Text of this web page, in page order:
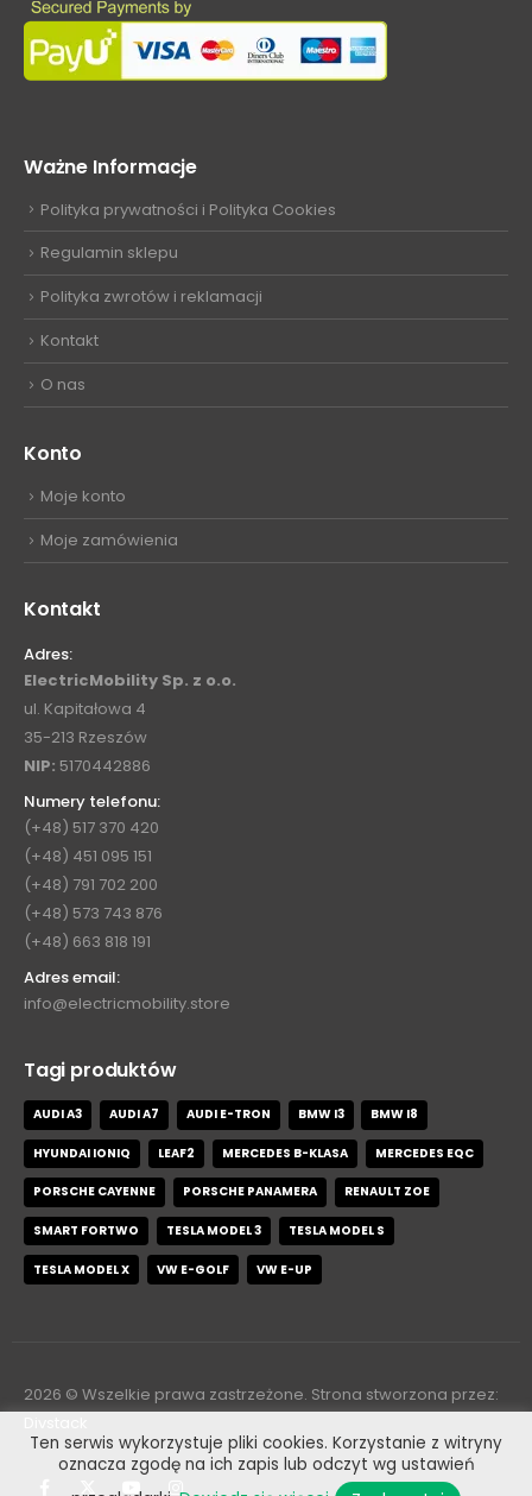
Ważne Informacje
Polityka prywatności i Polityka Cookies
Regulamin sklepu
Polityka zwrotów i reklamacji
Kontakt
O nas
Konto
Moje konto
Moje zamówienia
Kontakt
Adres:
ElectricMobility Sp. z o.o.
ul. Kapitałowa 4
35-213 Rzeszów
NIP: 5170442886
Numery telefonu:
(+48) 517 370 420
(+48) 451 095 151
(+48) 791 702 200
(+48) 573 743 876
(+48) 663 818 191
Adres email:
info@electricmobility.store
Tagi produktów
AUDI A3 AUDI A7 AUDI E-TRON BMW I3 BMW I8
HYUNDAI IONIQ LEAF2 MERCEDES B-KLASA MERCEDES EQC
PORSCHE CAYENNE PORSCHE PANAMERA RENAULT ZOE
SMART FORTWO TESLA MODEL 3 TESLA MODEL S
TESLA MODEL X VW E-GOLF VW E-UP
2026 © Wszelkie prawa zastrzeżone. Strona stworzona przez:
Ten serwis wykorzystuje pliki cookies. Korzystanie z witryny
oznacza zgodę na ich zapis lub odczyt wg ustawień